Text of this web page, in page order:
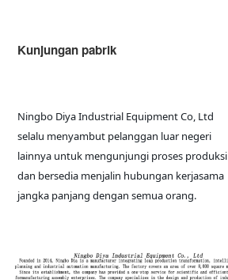
Kunjungan pabrik
Ningbo Diya Industrial Equipment Co, Ltd
selalu menyambut pelanggan luar negeri
lainnya untuk mengunjungi proses produksi
dan bersedia menjalin hubungan kerjasama
jangka panjang dengan semua orang.